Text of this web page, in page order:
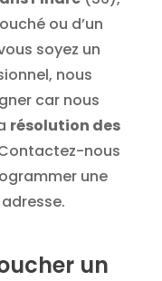
ou d’un
soyez un
nous
car nous
résolution des
nous
une
un